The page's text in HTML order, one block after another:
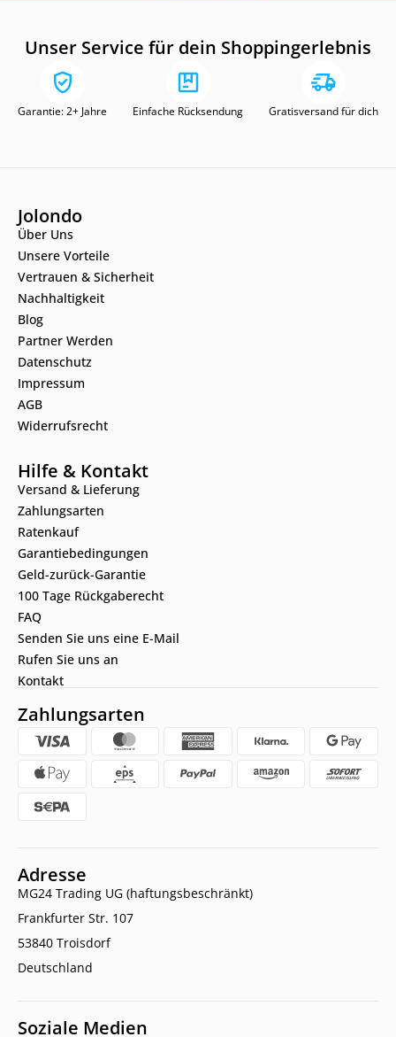
Unser Service für dein Shoppingerlebnis
Garantie: 2+ Jahre Einfache Rücksendung Gratisversand für dich
Jolondo
Über Uns
Unsere Vorteile
Vertrauen & Sicherheit
Nachhaltigkeit
Blog
Partner Werden
Datenschutz
Impressum
AGB
Widerrufsrecht
Hilfe & Kontakt
Versand & Lieferung
Zahlungsarten
Ratenkauf
Garantiebedingungen
Geld-zurück-Garantie
100 Tage Rückgaberecht
FAQ
Senden Sie uns eine E-Mail
Rufen Sie uns an
Kontakt
Zahlungsarten
Adresse
MG24 Trading UG (haftungsbeschränkt)
Frankfurter Str. 107
53840 Troisdorf
Deutschland
Soziale Medien